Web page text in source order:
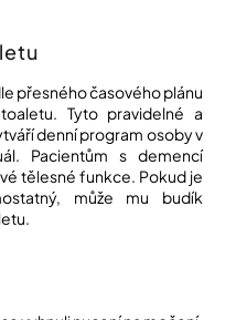
přesného časového plánu
Tyto pravidelné a
denní program osoby v
Pacientům s demencí
tělesné funkce. Pokud je
může mu budík